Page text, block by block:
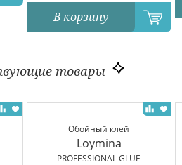
В корзину
товары
Обойный клей
Loymina
PROFESSIONAL GLUE